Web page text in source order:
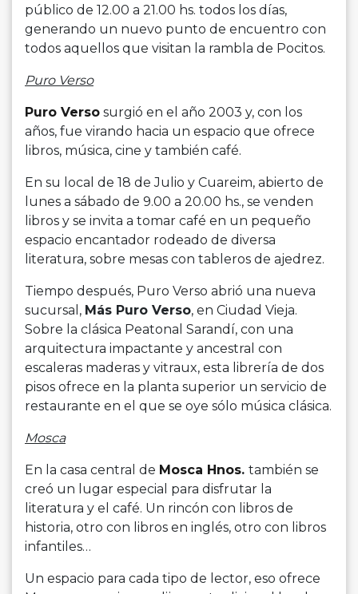
público de 12.00 a 21.00 hs. todos los días,
generando un nuevo punto de encuentro con
todos aquellos que visitan la rambla de Pocitos.
Puro Verso
Puro Verso surgió en el año 2003 y, con los
años, fue virando hacia un espacio que ofrece
libros, música, cine y también café.
En su local de 18 de Julio y Cuareim, abierto de
lunes a sábado de 9.00 a 20.00 hs., se venden
libros y se invita a tomar café en un pequeño
espacio encantador rodeado de diversa
literatura, sobre mesas con tableros de ajedrez.
Tiempo después, Puro Verso abrió una nueva
sucursal, Más Puro Verso, en Ciudad Vieja.
Sobre la clásica Peatonal Sarandí, con una
arquitectura impactante y ancestral con
escaleras maderas y vitraux, esta librería de dos
pisos ofrece en la planta superior un servicio de
restaurante en el que se oye sólo música clásica.
Mosca
En la casa central de Mosca Hnos. también se
creó un lugar especial para disfrutar la
literatura y el café. Un rincón con libros de
historia, otro con libros en inglés, otro con libros
infantiles…
Un espacio para cada tipo de lector, eso ofrece